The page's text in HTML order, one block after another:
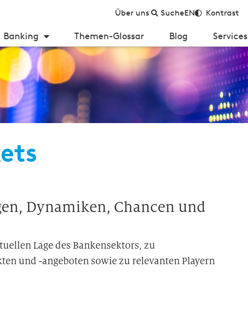
Über uns SucheEN Kontrast
Banking Themen-Glossar Blog Services
Dynamiken, Chancen und
Lage des Bankensektors, zu
und -angeboten sowie zu relevanten Playern